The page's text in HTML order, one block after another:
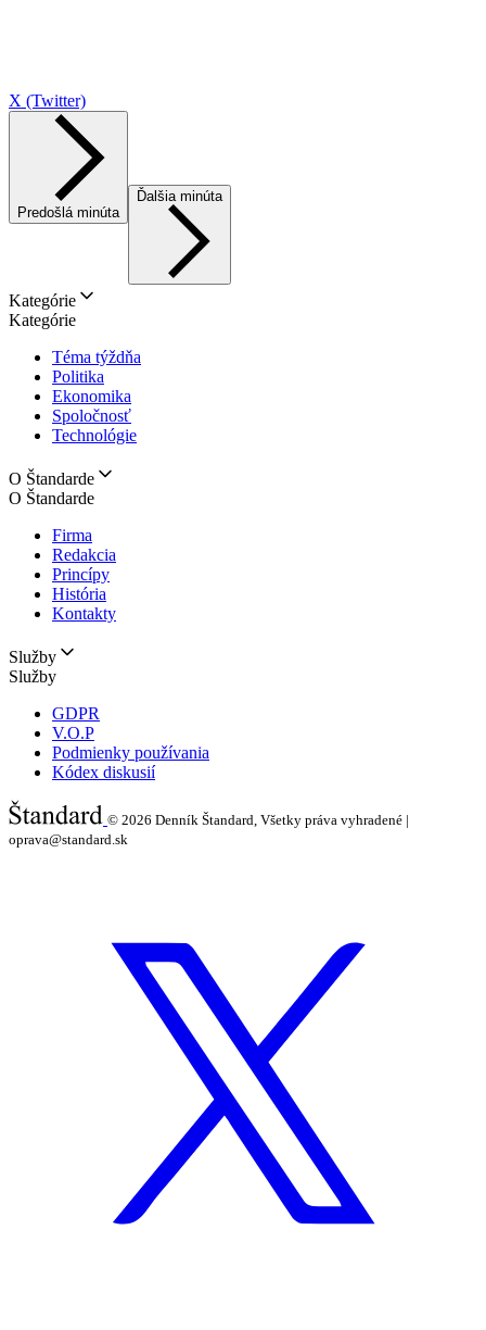
X (Twitter)
Predošlá minúta
Ďalšia minúta
Kategórie
Kategórie
Téma týždňa
Politika
Ekonomika
Spoločnosť
Technológie
O Štandarde
O Štandarde
Firma
Redakcia
Princípy
História
Kontakty
Služby
Služby
GDPR
V.O.P
Podmienky používania
Kódex diskusií
© 2026 Denník Štandard, Všetky práva vyhradené |
oprava@standard.sk